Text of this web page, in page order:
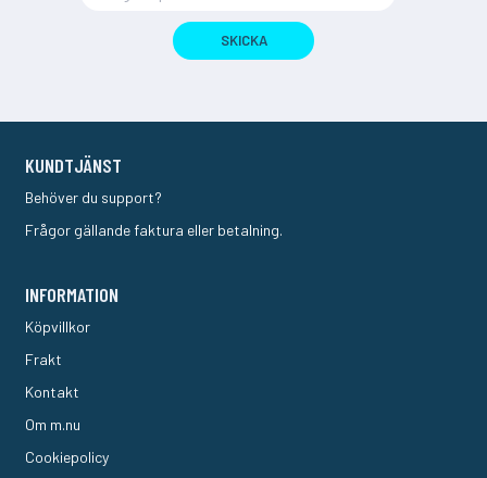
SKICKA
KUNDTJÄNST
Behöver du support?
Frågor gällande faktura eller betalning.
INFORMATION
Köpvillkor
Frakt
Kontakt
Om m.nu
Cookiepolicy